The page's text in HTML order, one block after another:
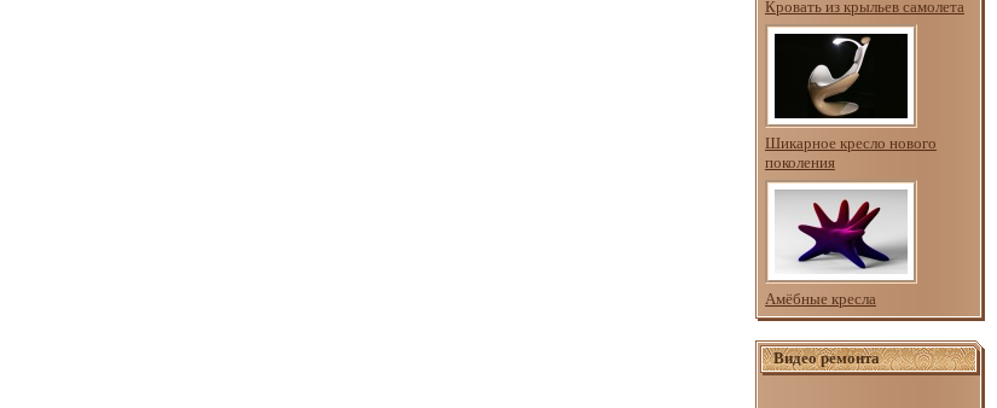
Кровать из крыльев самолета
Шикарное кресло нового
поколения
Амёбные кресла
Видео ремонта